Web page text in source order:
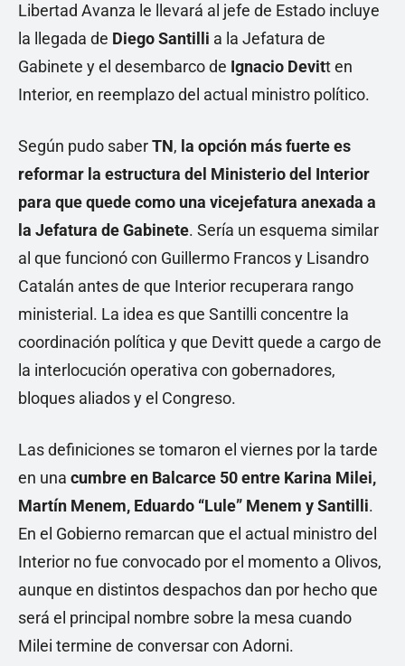
Libertad Avanza le llevará al jefe de Estado incluye
la llegada de Diego Santilli a la Jefatura de
Gabinete y el desembarco de Ignacio Devitt en
Interior, en reemplazo del actual ministro político.
Según pudo saberTN, la opción más fuerte es
reformar la estructura del Ministerio del Interior
para que quede como una vicejefatura anexada a
la Jefatura de Gabinete. Sería un esquema similar
al que funcionó con Guillermo Francos y Lisandro
Catalán antes de que Interior recuperara rango
ministerial. La idea es que Santilli concentre la
coordinación política y que Devitt quede a cargo de
la interlocución operativa con gobernadores,
bloques aliados y el Congreso.
Las definiciones se tomaron el viernes por la tarde
en una cumbre en Balcarce 50 entre Karina Milei,
Martín Menem, Eduardo “Lule” Menem y Santilli.
En el Gobierno remarcan que el actual ministro del
Interior no fue convocado por el momento a Olivos,
aunque en distintos despachos dan por hecho que
será el principal nombre sobre la mesa cuando
Milei termine de conversar con Adorni.